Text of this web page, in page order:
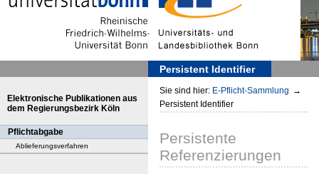
Persistent Identifier
Elektronische Publikationen aus
dem Regierungsbezirk Köln
Pflichtabgabe
Ablieferungsverfahren
Sie sind hier: E-Pflicht-Sammlung →
Persistent Identifier
Persistente
Referenzierungen